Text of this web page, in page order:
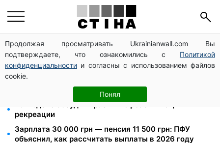
Продолжая просматривать Ukrainianwall.com Вы
подтверждаете, что ознакомились с Политикой
конфиденциальности и согласны с использованием файлов
cookie.
Понял
ПФУ и Минветеранов утвердили Порядок
взаимодействия: единый алгоритм для
специалистов сопровождения ветеранов
Приковал наручниками к лестнице на всю ночь: в
Закарпатье будут судить сотрудника ТЦК за пытки
На Подоле обсудили развитие реабилитации и
рекреации
Зарплата 30 000 грн — пенсия 11 500 грн: ПФУ
объяснил, как рассчитать выплаты в 2026 году